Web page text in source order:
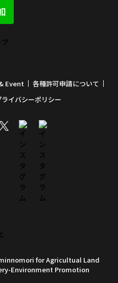
Event
各種許可申請について
ライバシーポリシー
for Agricultual Land
Environment Promotion